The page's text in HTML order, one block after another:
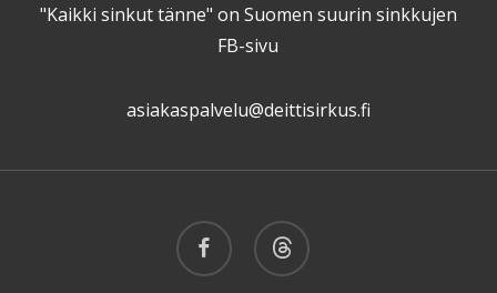
"Kaikki sinkut tänne" on Suomen suurin sinkkujen
FB-sivu
asiakaspalvelu@deittisirkus.fi
facebook threads